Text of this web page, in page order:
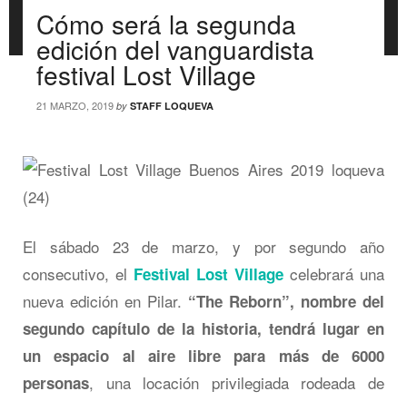
Cómo será la segunda
edición del vanguardista
festival Lost Village
21 MARZO, 2019 by STAFF LOQUEVA
El sábado 23 de marzo, y por segundo año
consecutivo, el Festival Lost Village celebrará una
nueva edición en Pilar. “The Reborn”, nombre del
segundo capítulo de la historia, tendrá lugar en
un espacio al aire libre para más de 6000
personas, una locación privilegiada rodeada de